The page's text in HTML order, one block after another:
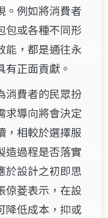
。例如將消費者
包或各種不同形
能，都是通往永
正面貢獻。
消費者的民眾扮
求導向將會決定
，相較於選擇服
造過程是否落實
於設計之初即思
倞菱表示，在設
降低成本，抑或